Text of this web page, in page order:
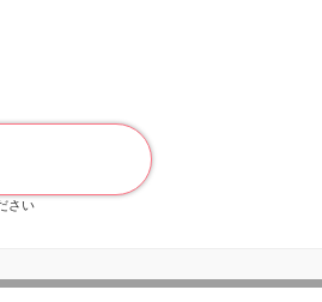
さい